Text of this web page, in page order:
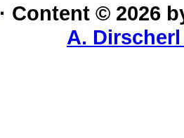
· Content © 2026
A.